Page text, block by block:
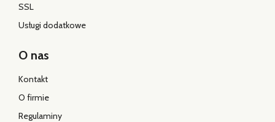
SSL
Usługi dodatkowe
O nas
Kontakt
O firmie
Regulaminy